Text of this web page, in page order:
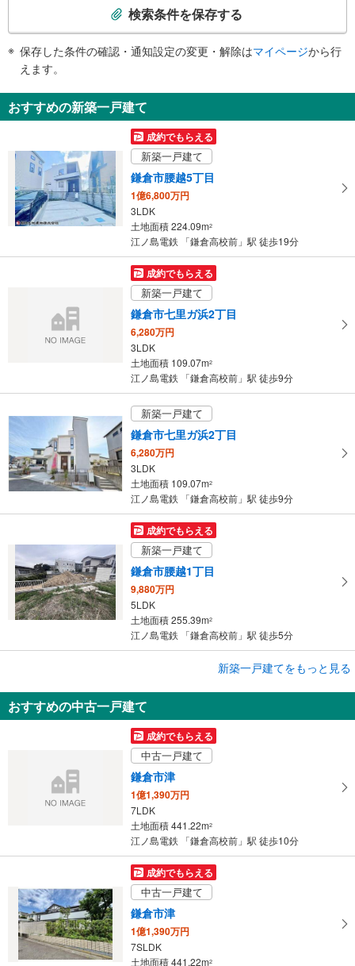
知
を
け
取
る
・
条
存
検索条件を保存する
保存した条件の確認・通知設定の変更・解除はマイページから行
えます。
おすすめの新築一戸建て
成約でもらえる
新築一戸建て
鎌倉市腰越5丁目
1億6,800万円
3LDK
土地面積 224.09m2
江ノ島電鉄 「鎌倉高校前」駅 徒歩19分
成約でもらえる
新築一戸建て
鎌倉市七里ガ浜2丁目
6,280万円
3LDK
土地面積 109.07m2
江ノ島電鉄 「鎌倉高校前」駅 徒歩9分
新築一戸建て
鎌倉市七里ガ浜2丁目
6,280万円
3LDK
土地面積 109.07m2
江ノ島電鉄 「鎌倉高校前」駅 徒歩9分
成約でもらえる
新築一戸建て
鎌倉市腰越1丁目
9,880万円
5LDK
土地面積 255.39m2
江ノ島電鉄 「鎌倉高校前」駅 徒歩5分
鎌倉市七里ガ浜2丁目
6,280万円
3LDK
土地面積 109.07m
江ノ島電鉄 「鎌倉高校前」駅 徒歩10分
新築一戸建てをもっと見る
おすすめの中古一戸建て
成約でもらえる
中古一戸建て
鎌倉市津
1億1,390万円
7LDK
土地面積 441.22m2
江ノ島電鉄 「鎌倉高校前」駅 徒歩10分
成約でもらえる
中古一戸建て
鎌倉市津
1億1,390万円
7SLDK
土地面積 441.22m2